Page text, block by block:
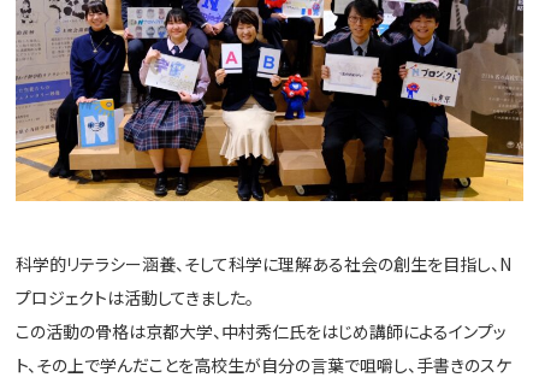
科学的リテラシー涵養、そして科学に理解ある社会の創生を目指し、N
プロジェクトは活動してきました。
この活動の骨格は京都大学、中村秀仁氏をはじめ講師によるインプッ
ト、その上で学んだことを高校生が自分の言葉で咀嚼し、手書きのスケ